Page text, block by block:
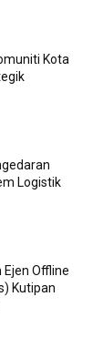
Kota
Logistik
Offline
Kutipan